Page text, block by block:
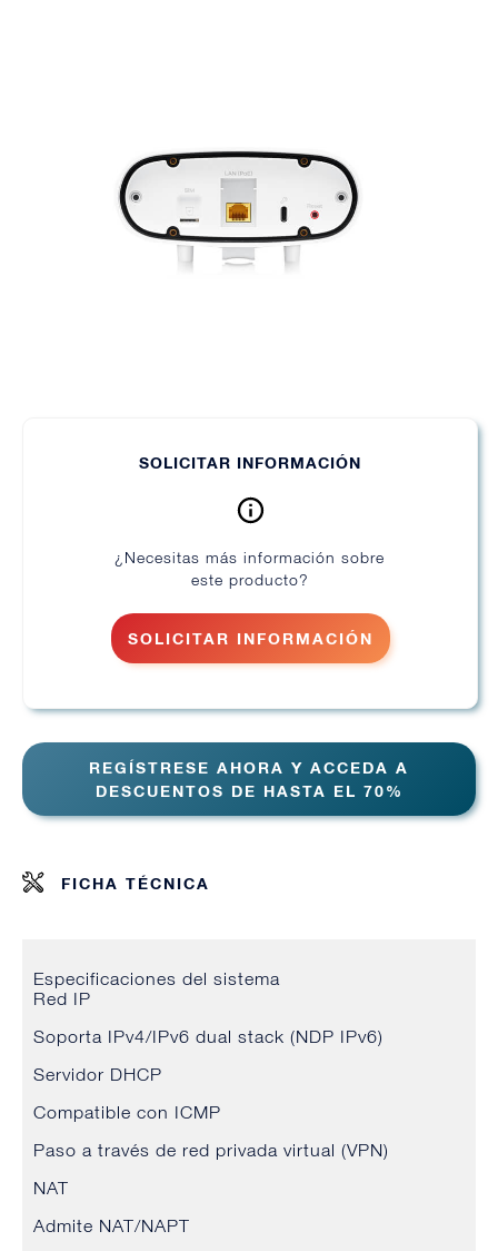
SOLICITAR INFORMACIÓN
¿Necesitas más información sobre
este producto?
SOLICITAR INFORMACIÓN
REGÍSTRESE AHORA Y ACCEDA A
DESCUENTOS DE HASTA EL 70%
FICHA TÉCNICA
Especificaciones del sistema
Red IP
Soporta IPv4/IPv6 dual stack (NDP IPv6)
Servidor DHCP
Compatible con ICMP
Paso a través de red privada virtual (VPN)
NAT
Admite NAT/NAPT